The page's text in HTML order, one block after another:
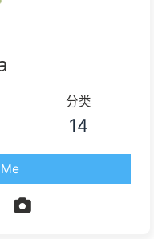
分类
14